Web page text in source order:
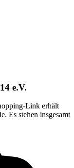
e.V.
Link erhält
Es stehen insgesamt